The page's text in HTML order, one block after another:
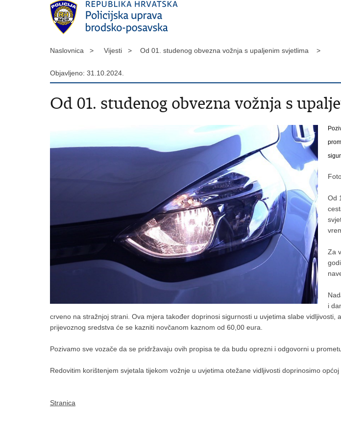
Naslovnica > Vijesti > Od 01. studenog obvezna vožnja s upaljenim svjetlima >
Objavljeno: 31.10.2024.
Od 01. studenog obvezna vožnja s
Od
Za
i
crveno na stražnjoj strani. Ova mjera također doprinosi sigurnosti u uvjetima slabe
prijevoznog sredstva će se kazniti novčanom kaznom od 60,00 eura.
Pozivamo sve vozače da se pridržavaju ovih propisa te da budu oprezni i odgovorni u
Redovitim korištenjem svjetala tijekom vožnje u uvjetima otežane vidljivosti doprinosimo
Stranica